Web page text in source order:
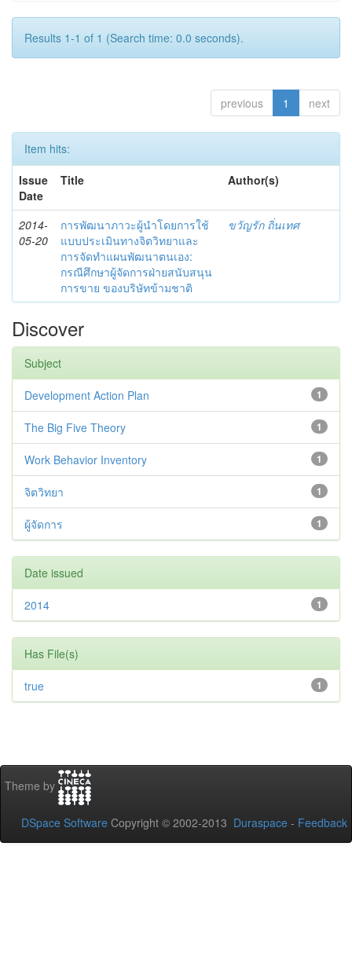
Results 1-1 of 1 (Search time: 0.0 seconds).
previous 1 next
Item hits:
Issue
Date
Title Author(s)
2014-
05-20
การพัฒนาภาวะผู้นำโดยการใช้
แบบประเมินทางจิตวิทยาและ
การจัดทำแผนพัฒนาตนเอง:
กรณีศึกษาผู้จัดการฝ่ายสนับสนุน
การขาย ของบริษัทข้ามชาติ
ขวัญรัก ถิ่นเทศ
Discover
Subject
1
Development Action Plan
1
The Big Five Theory
1
Work Behavior Inventory
1
จิตวิทยา
1
ผู้จัดการ
Date issued
1
2014
Has File(s)
1
true
Theme by
DSpace Software Copyright © 2002-2013 Duraspace - Feedback